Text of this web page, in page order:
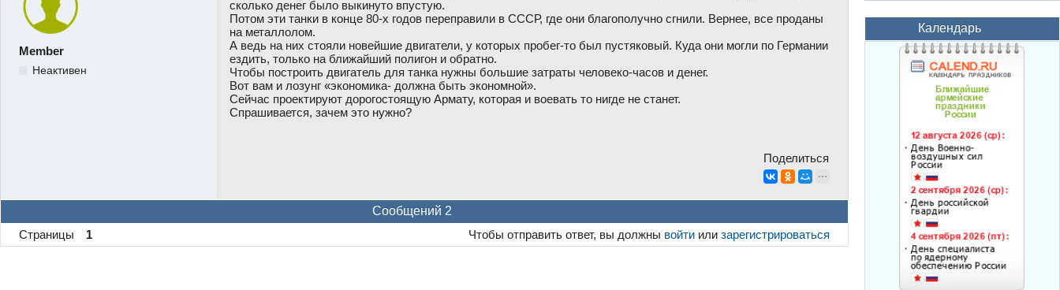
Member
Неактивен
сколько денег было выкинуто впустую.
Потом эти танки в конце 80-х годов переправили в СССР, где они благополучно сгнили. Вернее, все проданы
на металлолом.
А ведь на них стояли новейшие двигатели, у которых пробег-то был пустяковый. Куда они могли по Германии
ездить, только на ближайший полигон и обратно.
Чтобы построить двигатель для танка нужны большие затраты человеко-часов и денег.
Вот вам и лозунг «экономика- должна быть экономной».
Сейчас проектируют дорогостоящую Армату, которая и воевать то нигде не станет.
Спрашивается, зачем это нужно?
Поделиться
Сообщений 2
Страницы
1 Чтобы отправить ответ, вы должны войти илизарегистрироваться
Календарь